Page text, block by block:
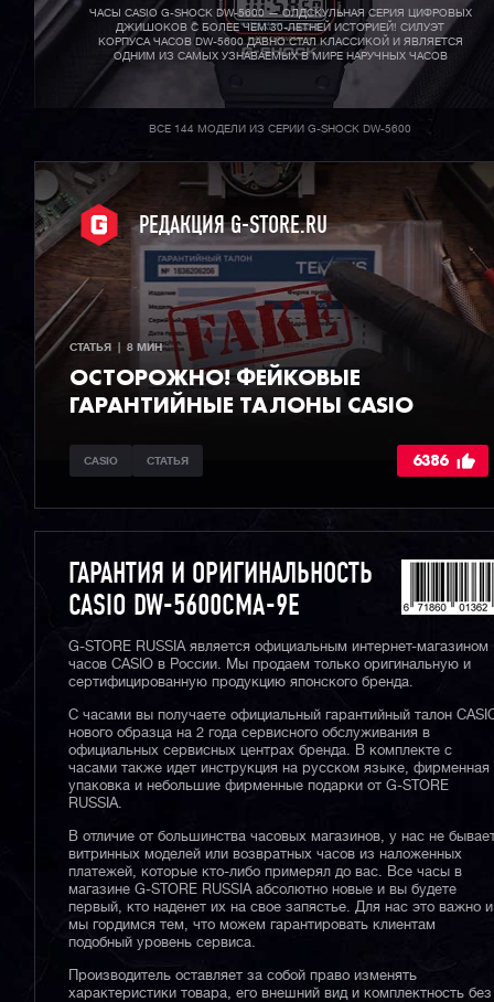
ЧАСЫ CASIO G-SHOCK DW-5600 — ОЛДСКУЛЬНАЯ СЕРИЯ ЦИФРОВЫХ
ДЖИШОКОВ С БОЛЕЕ ЧЕМ 30-ЛЕТНЕЙ ИСТОРИЕЙ! СИЛУЭТ
КОРПУСА ЧАСОВ DW-5600 ДАВНО СТАЛ КЛАССИКОЙ И ЯВЛЯЕТСЯ
ОДНИМ ИЗ САМЫХ УЗНАВАЕМЫХ В МИРЕ НАРУЧНЫХ ЧАСОВ
ВСЕ 144 МОДЕЛИ ИЗ СЕРИИ G-SHOCK DW-5600
РЕДАКЦИЯ G-STORE.RU
СТАТЬЯ  |  8 МИН
ОСТОРОЖНО! ФЕЙКОВЫЕ
ГАРАНТИЙНЫЕ ТАЛОНЫ CASIO
CASIO СТАТЬЯ 6386
ГАРАНТИЯ И ОРИГИНАЛЬНОСТЬ
CASIO DW-5600CMA-9E
G-STORE RUSSIA является официальным интернет-магазином
часов CASIO в России. Мы продаем только оригинальную и
сертифицированную продукцию японского бренда.
С часами вы получаете официальный гарантийный талон
нового образца на 2 года сервисного обслуживания в
официальных сервисных центрах бренда. В комплекте с
часами также идет инструкция на русском языке, фирменная
упаковка и небольшие фирменные подарки от G-STORE
RUSSIA.
В отличие от большинства часовых магазинов, у нас не
витринных моделей или возвратных часов из наложенных
платежей, которые кто-либо примерял до вас. Все часы в
магазине G-STORE RUSSIA абсолютно новые и вы будете
первый, кто наденет их на свое запястье. Для нас это важно и
мы гордимся тем, что можем гарантировать клиентам
подобный уровень сервиса.
Производитель оставляет за собой право изменять
характеристики товара, его внешний вид и комплектность без